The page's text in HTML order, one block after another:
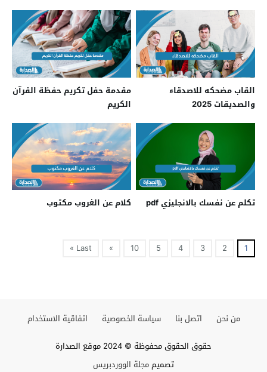
القاب مضحكه للاصدقاء
والصديقات 2025
مقدمة حفل تكريم حفظة القرآن
الكريم
تكلم عن نفسك بالانجليزي pdf كلام عن الغروب مكتوب
1
2
3
4
5
10
»
Last »
من نحن اتصل بنا سياسة الخصوصية
اتفاقية الاستخدام
حقوق الحقوق محفوظة © 2024 موقع الصدارة
تصميممجلة الووردبريس